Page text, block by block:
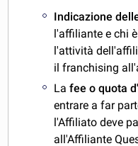
Indicazione
l'affiliante e chi
l'attività
il franchising
Lafee o quota
entrare a far
l'Affiliato deve
all'Affiliante